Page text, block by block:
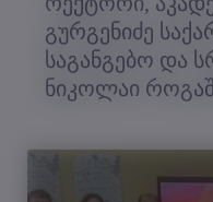
გურგენიძე
საგანგებო და
ნიკოლაი